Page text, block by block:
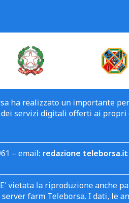
ha realizzato un importante
dei servizi digitali offerti ai
– email: redazione teleborsa.it
vietata la riproduzione anche
farm Teleborsa. I dati, le